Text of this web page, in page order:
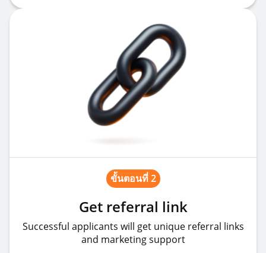
ขั้นตอนที่ 2
Get referral link
Successful applicants will get unique referral links
and marketing support